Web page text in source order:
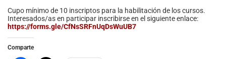
Cupo mínimo de 10 inscriptos para la habilitación de los cursos.
Interesados/as en participar inscribirse en el siguiente enlace:
https://forms.gle/CfNsSRFnUqDsWuUB7
Comparte